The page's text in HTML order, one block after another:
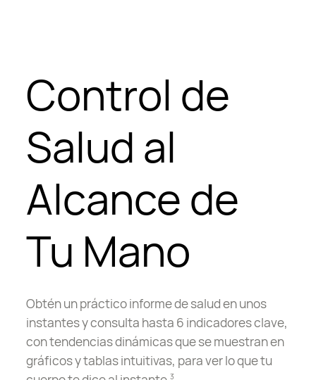
Control de
Salud al
Alcance de
Tu Mano
Obtén un práctico informe de salud en unos
instantes y consulta hasta 6 indicadores clave,
con tendencias dinámicas que se muestran en
gráficos y tablas intuitivas, para ver lo que tu
3